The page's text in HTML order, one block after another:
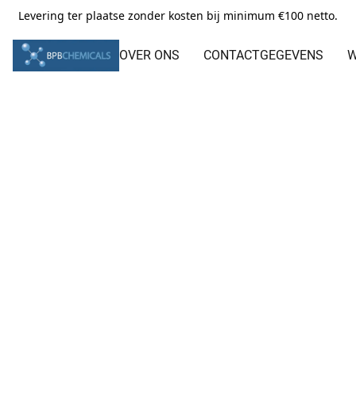
Levering ter plaatse zonder kosten bij minimum €100 netto.
OVER ONS CONTACTGEGEVENS